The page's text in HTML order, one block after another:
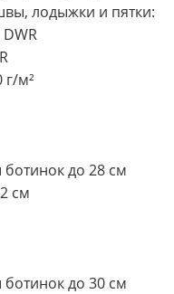
лодыжки и пятки:
г/м²
до 28 см
см
до 30 см